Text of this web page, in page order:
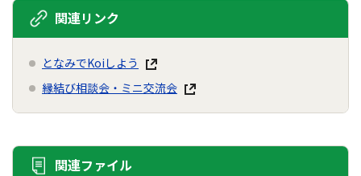
関連リンク
となみでKoiしよう
縁結び相談会・ミニ交流会
関連ファイル